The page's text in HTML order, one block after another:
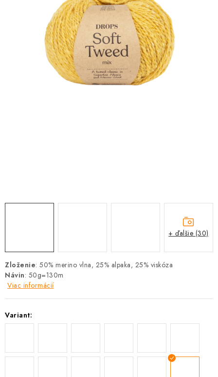
Zloženie: 50% merino vlna, 25% alpaka, 25% viskóza
Návin: 50g=130m
Viac informácií
Variant:
+ ďalšie (30)